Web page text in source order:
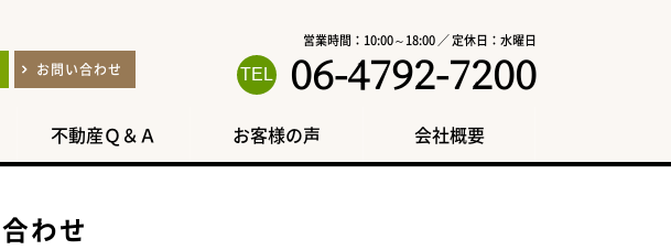
お問い合わせ
営業時間：10:00～18:00 ／ 定休日：水曜日
06-4792-7200
不動産Ｑ＆Ａ お客様の声 会社概要
わせ